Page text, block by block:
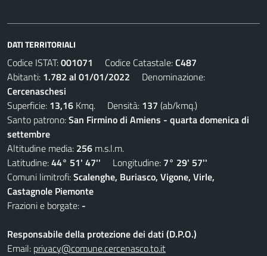
DATI TERRITORIALI
Codice ISTAT:001071 Codice Catastale:C487
Abitanti: 1.782 al 01/01/2022 Denominazione:
Cercenaschesi
Superficie: 13,16 Kmq. Densità: 137 (ab/kmq.)
Santo patrono:San Firmino di Amiens - quarta domenica di
settembre
Altitudine media: 256 m.s.l.m.
Latitudine:44° 51' 47'' Longitudine: 7° 29' 57''
Comuni limitrofi:Scalenghe, Buriasco, Vigone, Virle,
Castagnole Piemonte
Frazioni e borgate: -
Responsabile della protezione dei dati (D.P.O.)
Email: privacy@comune.cercenasco.to.it